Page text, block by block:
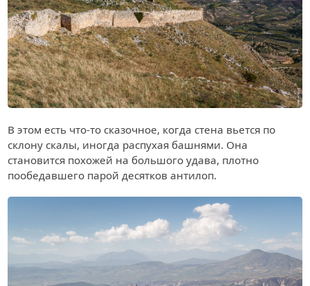
В этом есть что-то сказочное, когда стена вьется по
склону скалы, иногда распухая башнями. Она
становится похожей на большого удава, плотно
пообедавшего парой десятков антилоп.